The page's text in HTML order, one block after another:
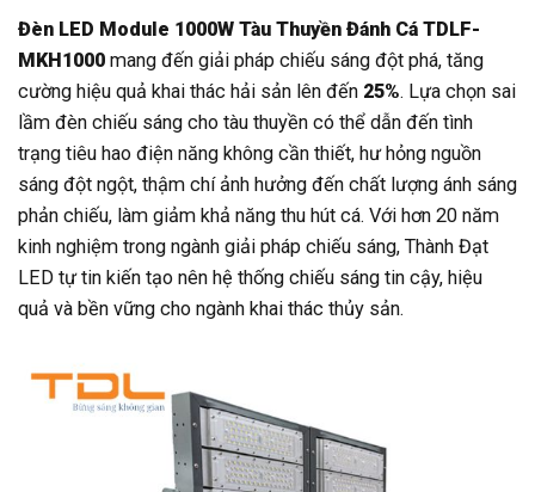
Đèn LED Module 1000W Tàu Thuyền Đánh Cá TDLF-
MKH1000 mang đến giải pháp chiếu sáng đột phá, tăng
cường hiệu quả khai thác hải sản lên đến 25%. Lựa chọn sai
lầm đèn chiếu sáng cho tàu thuyền có thể dẫn đến tình
trạng tiêu hao điện năng không cần thiết, hư hỏng nguồn
sáng đột ngột, thậm chí ảnh hưởng đến chất lượng ánh sáng
phản chiếu, làm giảm khả năng thu hút cá. Với hơn 20 năm
kinh nghiệm trong ngành giải pháp chiếu sáng, Thành Đạt
LED tự tin kiến tạo nên hệ thống chiếu sáng tin cậy, hiệu
quả và bền vững cho ngành khai thác thủy sản.